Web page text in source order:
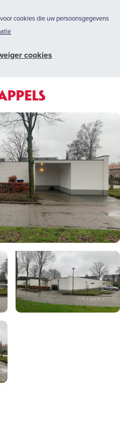
cookies die uw persoonsgegevens
cookies